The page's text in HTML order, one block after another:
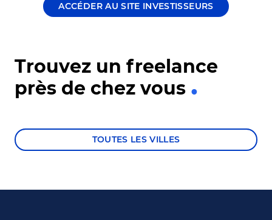
ACCÉDER AU SITE INVESTISSEURS
Trouvez un freelance
près de chez vous
TOUTES LES VILLES